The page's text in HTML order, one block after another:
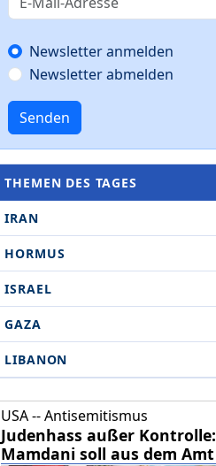
Newsletter anmelden
Newsletter abmelden
Senden
THEMEN DES TAGES
IRAN
HORMUS
ISRAEL
GAZA
LIBANON
USA -- Antisemitismus
Judenhass außer Kontrolle:
Mamdani soll aus dem Amt